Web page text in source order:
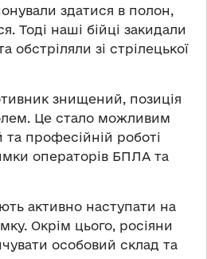
здатися в полон,
Тоді наші бійці закидали
обстріляли зі стрілецької
знищений, позиція
Це стало можливим
та професійній роботі
операторів БПЛА та
активно наступати на
Окрім цього, росіяни
особовий склад та